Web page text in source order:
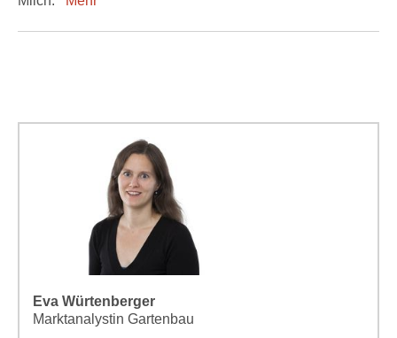
Eva Würtenberger
Marktanalystin Gartenbau